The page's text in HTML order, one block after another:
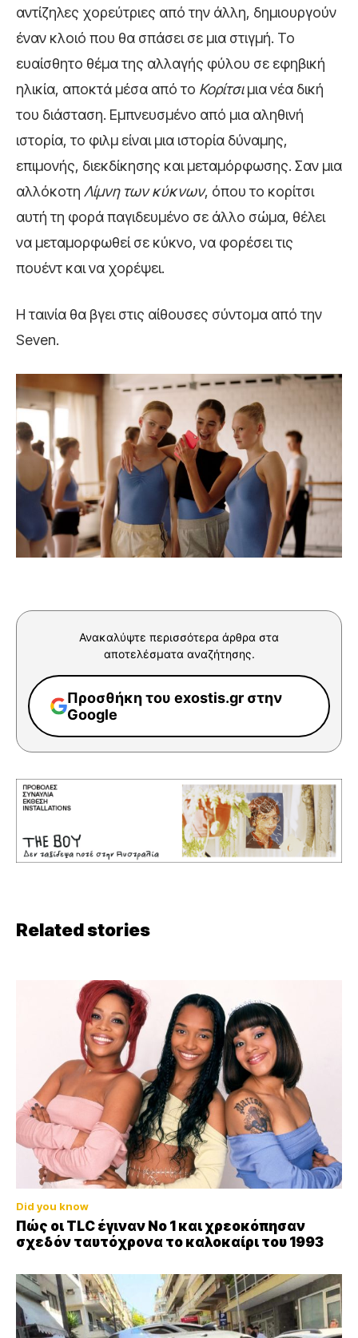
αντίζηλες χορεύτριες από την άλλη, δημιουργούν
έναν κλοιό που θα σπάσει σε μια στιγμή. Το
ευαίσθητο θέμα της αλλαγής φύλου σε εφηβική
ηλικία, αποκτά μέσα από το Κορίτσιμια νέα δική
του διάσταση. Εμπνευσμένο από μια αληθινή
ιστορία, το φιλμ είναι μια ιστορία δύναμης,
επιμονής, διεκδίκησης και μεταμόρφωσης. Σαν μια
αλλόκοτη Λίμνη των κύκνων, όπου το κορίτσι
αυτή τη φορά παγιδευμένο σε άλλο σώμα, θέλει
να μεταμορφωθεί σε κύκνο, να φορέσει τις
πουέντ και να χορέψει.
Η ταινία θα βγει στις αίθουσες σύντομα από την
Seven.
Ανακαλύψτε περισσότερα άρθρα στα
αποτελέσματα αναζήτησης.
Προσθήκη του exostis.gr στην
Google
Related stories
Did you know
Πώς οι TLC έγιναν Νο 1 και χρεοκόπησαν
σχεδόν ταυτόχρονα το καλοκαίρι του 1993